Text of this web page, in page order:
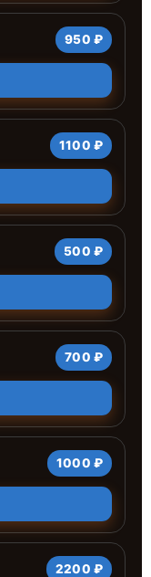
950 ₽
1100 ₽
500 ₽
700 ₽
1000 ₽
2200 ₽